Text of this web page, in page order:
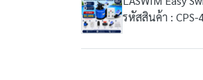
รหัสสินค้า : CPS-